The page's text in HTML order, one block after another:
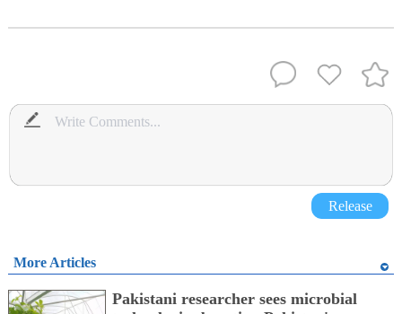
Release
More Articles
Pakistani researcher sees microbial